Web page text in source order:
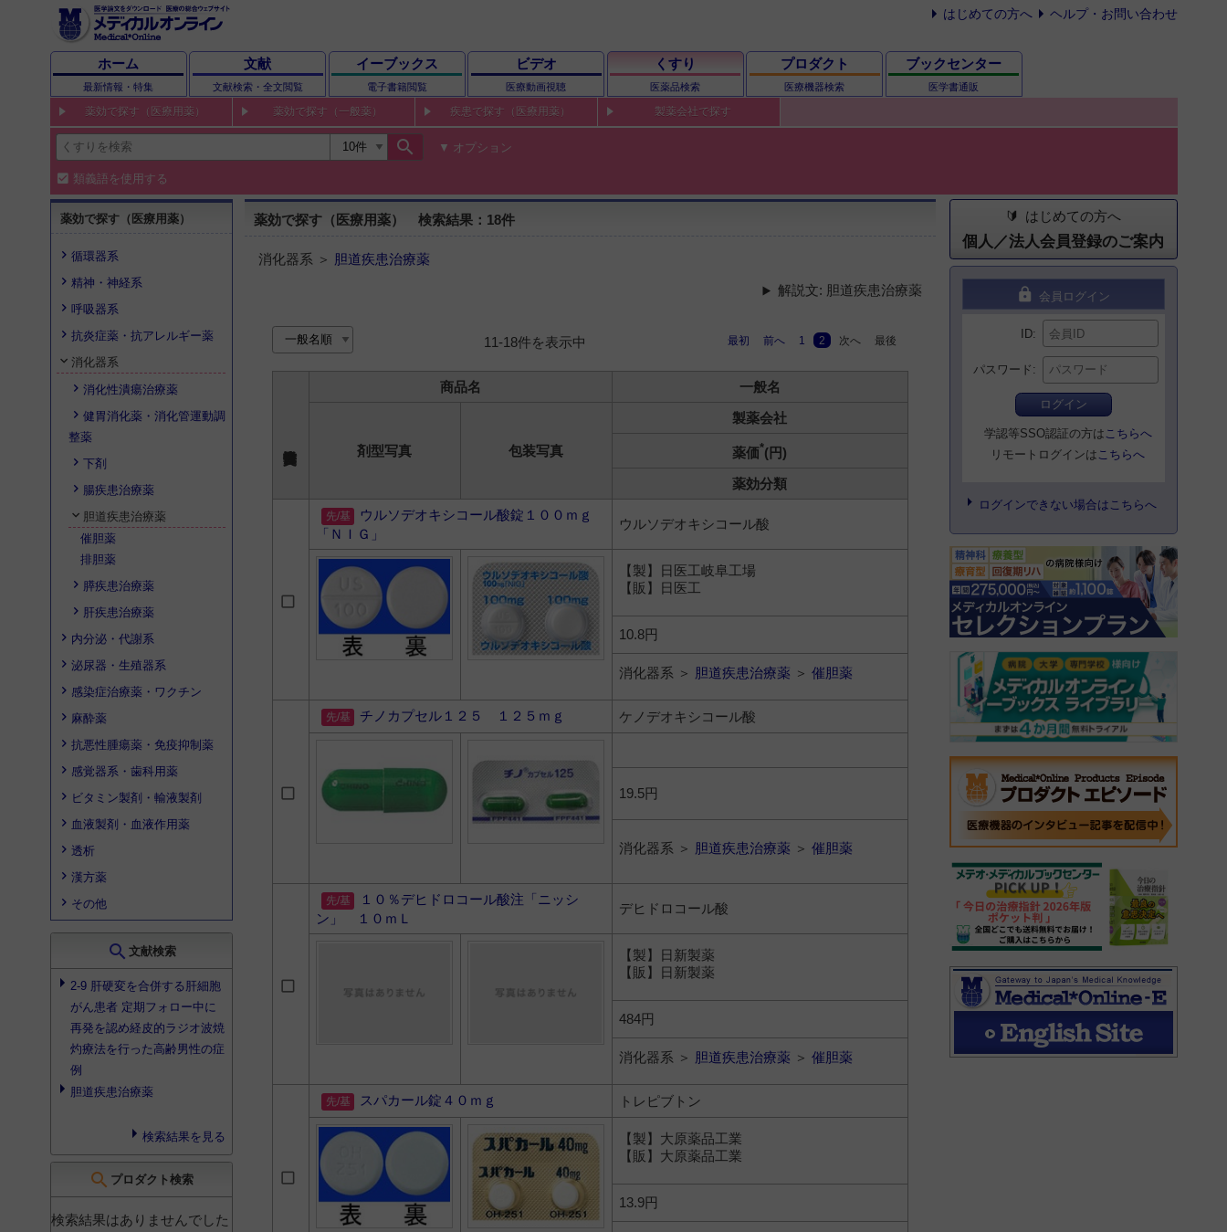
はじめての方へ ヘルプ・お問い合わせ
ホーム
最新情報・特集
文献
文献検索・全文閲覧
イーブックス
電子書籍閲覧
ビデオ
医療動画視聴
くすり
医薬品検索
プロダクト
医療機器検索
ブックセンター
医学書通販
薬効で探す（医療用薬） 薬効で探す（一般薬） 疾患で探す（医療用薬） 製薬会社で探す
search オプション
類義語を使用する
薬効で探す（医療用薬）
循環器系
精神・神経系
呼吸器系
抗炎症薬・抗アレルギー薬
消化器系
消化性潰瘍治療薬
健胃消化薬・消化管運動調
整薬
下剤
腸疾患治療薬
胆道疾患治療薬
催胆薬
排胆薬
膵疾患治療薬
肝疾患治療薬
内分泌・代謝系
泌尿器・生殖器系
感染症治療薬・ワクチン
麻酔薬
抗悪性腫瘍薬・免疫抑制薬
感覚器系・歯科用薬
ビタミン製剤・輸液製剤
血液製剤・血液作用薬
透析
漢方薬
その他
search 文献検索
2-9 肝硬変を合併する肝細胞
がん患者 定期フォロー中に
再発を認め経皮的ラジオ波焼
灼療法を行った高齢男性の症
例
胆道疾患治療薬
検索結果を見る
search プロダクト検索
検索結果はありませんでした
薬効で探す（医療用薬） 検索結果：18件
消化器系 ＞ 胆道疾患治療薬
解説文: 胆道疾患治療薬
11-18件を表示中 最初 前へ 1 2 次へ 最後
商品名 一般名
剤型写真 包装写真
製薬会社
薬価*(円)
薬効分類
ウルソデオキシコール酸錠１００ｍｇ
「ＮＩＧ」
ウルソデオキシコール酸
【製】日医工岐阜工場
【販】日医工
10.8円
消化器系 ＞ 胆道疾患治療薬 ＞ 催胆薬
チノカプセル１２５ １２５ｍｇ ケノデオキシコール酸
19.5円
消化器系 ＞ 胆道疾患治療薬 ＞ 催胆薬
１０％デヒドロコール酸注「ニッシ
ン」 １０ｍＬ
デヒドロコール酸
【製】日新製薬
【販】日新製薬
484円
消化器系 ＞ 胆道疾患治療薬 ＞ 催胆薬
スパカール錠４０ｍｇ トレピブトン
【製】大原薬品工業
【販】大原薬品工業
13.9円
はじめての方へ
個人／法人会員登録のご案内
lock 会員ログイン
ID
パスワード
ログイン
学認等SSO認証の方は こちらへ
リモートログインは こちらへ
ログインできない場合はこちらへ